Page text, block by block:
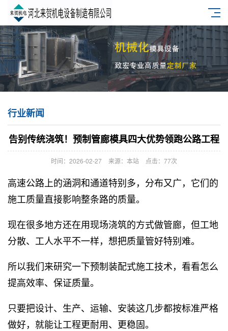
行业新闻
告别传统浇筑！预制管廊模具四大优势领跑公路工程
时间：2026-02-27 来源：本站 点击：77次
高速公路上的涵洞和通道特别多，分布又广，它们的
施工质量直接影响整条路的质量。
现在很多地方还在用现场浇筑的方式做管廊，但工地
分散、工人水平不一样，想把质量管好特别难。
所以我们来研究一下预制装配式施工技术，看看怎么
提高效率、保证质量。
只要把设计、生产、运输、安装这几步都按标准严格
做好，就能让工程更耐用、更稳固。